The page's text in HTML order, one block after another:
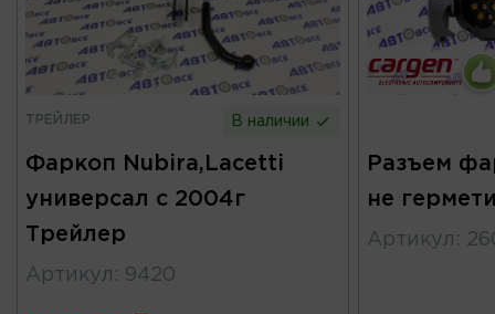
ТРЕЙЛЕР В наличии
Фаркоп Nubira,Lacetti
универсал с 2004г
Трейлер
Артикул : 9420
Разъем
не
Артикул :